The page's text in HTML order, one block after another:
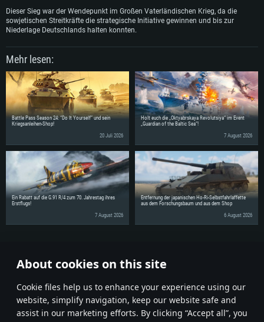
About cookies on this site
Сookie files help us to enhance your experience using our
website, simplify navigation, keep our website safe and
assist in our marketing efforts. By clicking “Accept all”, you
Netzwerk: Breitband-Internetverbindung
Festplatte: 60,2 GB (Full Client)
Dieser Sieg war der Wendepunkt im Großen Vaterländischen Krieg, da die
sowjetischen Streitkräfte die strategische Initiative gewinnen und bis zur
Niederlage Deutschlands halten konnten.
Mehr lesen:
Battle Pass Season 24: “Do It Yourself” und sein
Kriegsanleihen-Shop!
20 Juli 2026
Holt euch die „Oktyabrskaya Revolutsiya“ im Event
„Guardian of the Baltic Sea“!
7 August 2026
Ein Rabatt auf die G.91 R/4 zum 70. Jahrestag ihres
Erstflugs!
7 August 2026
Entfernung der japanischen Ho-Ri-Selbstfahrlaffette
aus dem Forschungsbaum und aus dem Shop
6 August 2026
Diskutiere im Forum